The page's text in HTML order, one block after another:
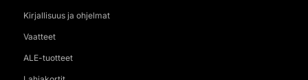
Kirjallisuus ja ohjelmat
Vaatteet
ALE-tuotteet